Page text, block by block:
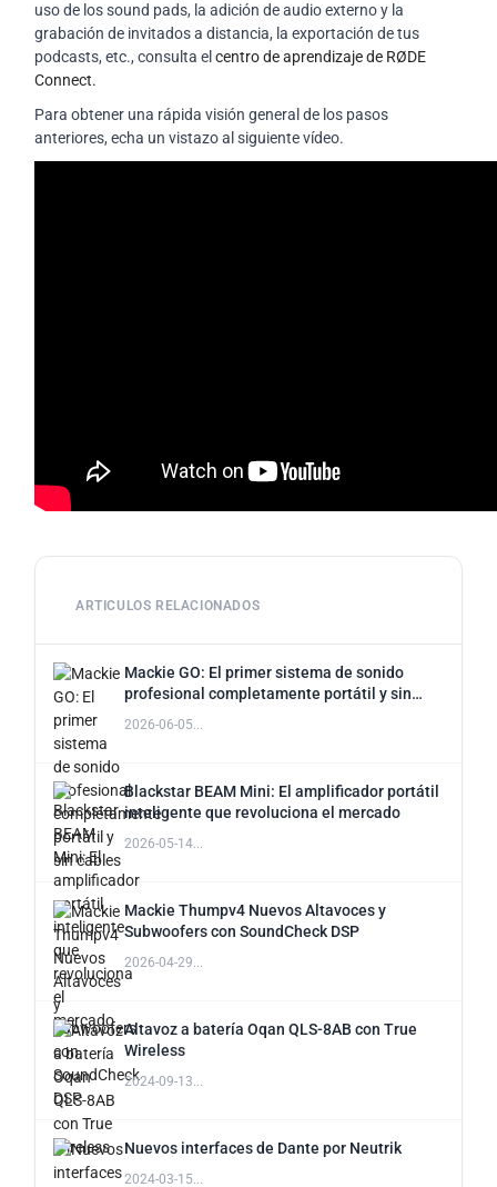
uso de los sound pads, la adición de audio externo y la
grabación de invitados a distancia, la exportación de tus
podcasts, etc., consulta el centro de aprendizaje de RØDE
Connect.
Para obtener una rápida visión general de los pasos
anteriores, echa un vistazo al siguiente vídeo.
ARTICULOS RELACIONADOS
Mackie GO: El primer sistema de sonido
profesional completamente portátil y sin
2026-06-05...
Blackstar BEAM Mini: El amplificador portátil
inteligente que revoluciona el mercado
2026-05-14...
Mackie Thumpv4 Nuevos Altavoces y
Subwoofers con SoundCheck DSP
2026-04-29...
Altavoz a batería Oqan QLS-8AB con True
Wireless
2024-09-13...
Nuevos interfaces de Dante por Neutrik
2024-03-15...